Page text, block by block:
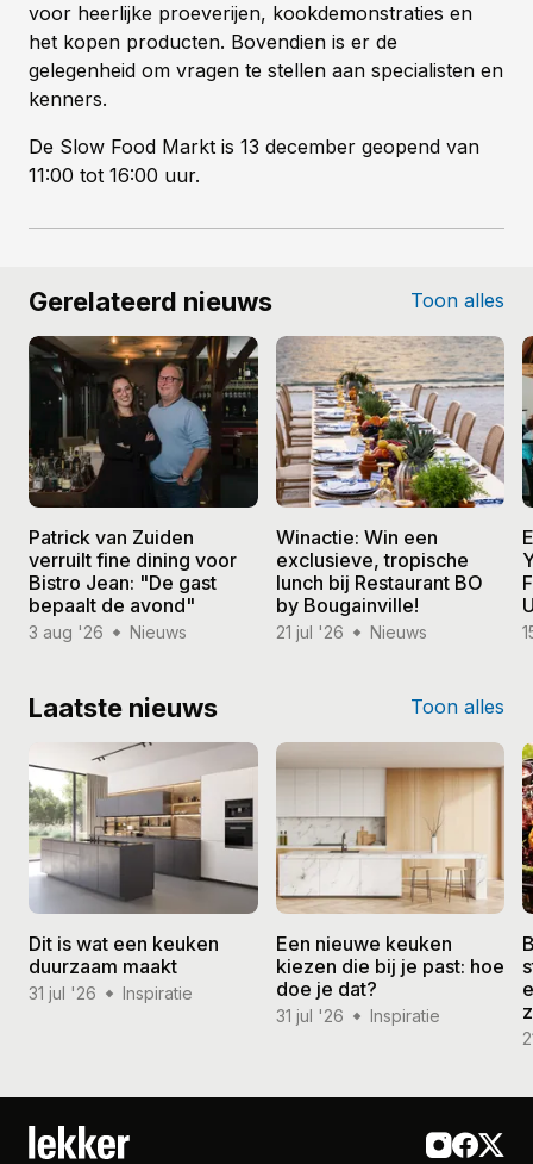
voor heerlijke proeverijen, kookdemonstraties en
het kopen producten. Bovendien is er de
gelegenheid om vragen te stellen aan specialisten en
kenners.
De Slow Food Markt is 13 december geopend van
11:00 tot 16:00 uur.
Gerelateerd nieuws Toon alles
Patrick van Zuiden
verruilt fine dining voor
Bistro Jean: "De gast
bepaalt de avond"
3 aug '26 Nieuws
Winactie: Win een
exclusieve, tropische
lunch bij Restaurant BO
by Bougainville!
21 jul '26 Nieuws
Laatste nieuws Toon alles
Dit is wat een keuken
duurzaam maakt
31 jul '26 Inspiratie
Een nieuwe keuken
kiezen die bij je past: hoe
doe je dat?
31 jul '26 Inspiratie